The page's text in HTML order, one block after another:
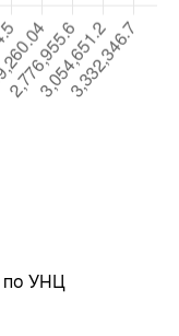
по УНЦ